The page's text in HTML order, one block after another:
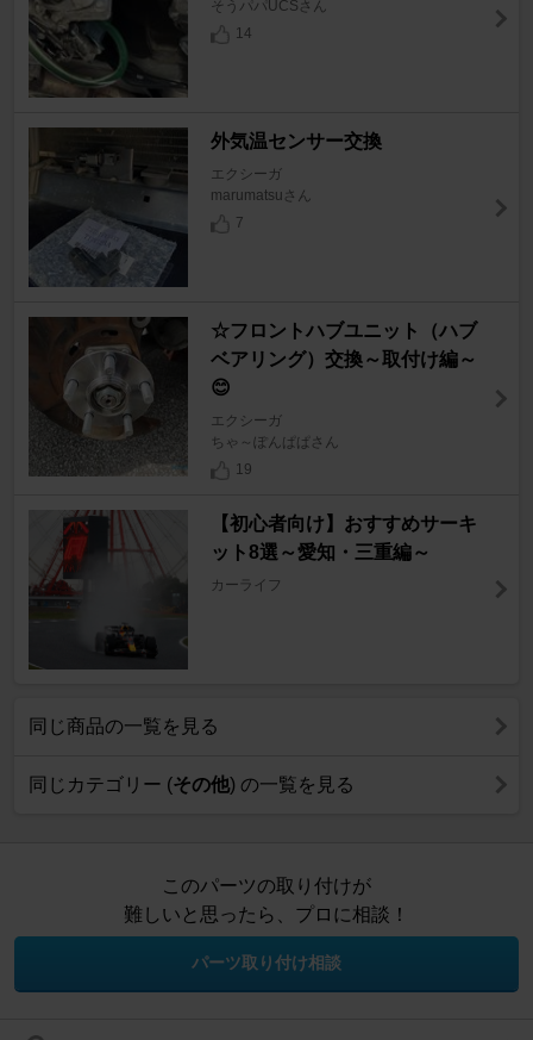
そうパパUCSさん
14
外気温センサー交換
エクシーガ
marumatsuさん
7
☆フロントハブユニット（ハブ
ベアリング）交換～取付け編～
😊
エクシーガ
ちゃ～ぽんぱぱさん
19
【初心者向け】おすすめサーキ
ット8選～愛知・三重編～
カーライフ
同じ商品の一覧を見る
同じカテゴリー (その他) の一覧を見る
このパーツの取り付けが
難しいと思ったら、プロに相談！
パーツ取り付け相談